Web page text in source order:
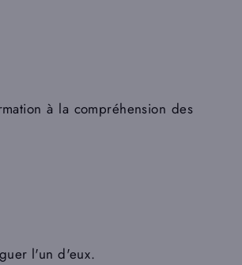
à la compréhension des
l'un d'eux.